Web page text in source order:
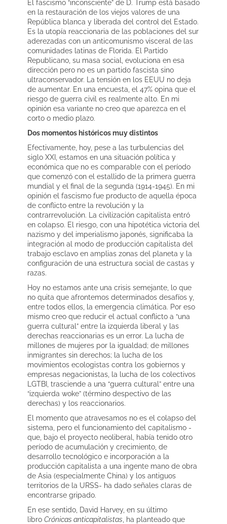
El fascismo “inconsciente” de D. Trump está basado
en la restauración de los viejos valores de una
República blanca y liberada del control del Estado.
Es la utopía reaccionaria de las poblaciones del sur
aderezadas con un anticomunismo visceral de las
comunidades latinas de Florida. El Partido
Republicano, su masa social, evoluciona en esa
dirección pero no es un partido fascista sino
ultraconservador. La tensión en los EEUU no deja
de aumentar. En una encuesta, el 47% opina que el
riesgo de guerra civil es realmente alto. En mi
opinión esa variante no creo que aparezca en el
corto o medio plazo.
Dos momentos históricos muy distintos
Efectivamente, hoy, pese a las turbulencias del
siglo XXI, estamos en una situación política y
económica que no es comparable con el período
que comenzó con el estallido de la primera guerra
mundial y el final de la segunda (1914-1945). En mi
opinión el fascismo fue producto de aquella época
de conflicto entre la revolución y la
contrarrevolución. La civilización capitalista entró
en colapso. El riesgo, con una hipotética victoria del
nazismo y del imperialismo japonés, significaba la
integración al modo de producción capitalista del
trabajo esclavo en amplias zonas del planeta y la
configuración de una estructura social de castas y
razas.
Hoy no estamos ante una crisis semejante, lo que
no quita que afrontemos determinados desafíos y,
entre todos ellos, la emergencia climática. Por eso
mismo creo que reducir el actual conflicto a “una
guerra cultural” entre la izquierda liberal y las
derechas reaccionarias es un error. La lucha de
millones de mujeres por la igualdad; de millones
inmigrantes sin derechos; la lucha de los
movimientos ecologistas contra los gobiernos y
empresas negacionistas, la lucha de los colectivos
LGTBI, trasciende a una “guerra cultural” entre una
“izquierda woke” (término despectivo de las
derechas) y los reaccionarios.
El momento que atravesamos no es el colapso del
sistema, pero el funcionamiento del capitalismo -
que, bajo el proyecto neoliberal, había tenido otro
período de acumulación y crecimiento, de
desarrollo tecnológico e incorporación a la
producción capitalista a una ingente mano de obra
de Asia (especialmente China) y los antiguos
territorios de la URSS- ha dado señales claras de
encontrarse gripado.
En ese sentido, David Harvey, en su último
libro Crónicas anticapitalistas , ha planteado que